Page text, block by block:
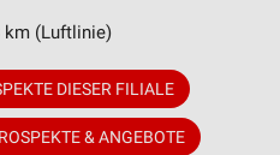
km (Luftlinie)
DIESER FILIALE
& ANGEBOTE